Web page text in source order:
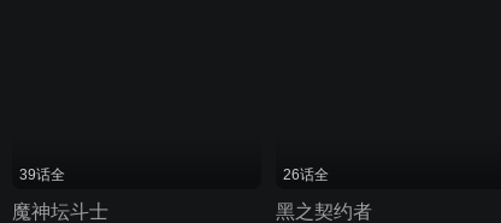
39话全
魔神坛斗士
26话全
黑之契约者